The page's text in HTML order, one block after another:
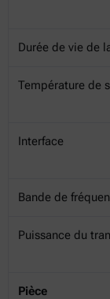
Durée de vie de
Température de
Interface
Bande de
Puissance du
Pièce